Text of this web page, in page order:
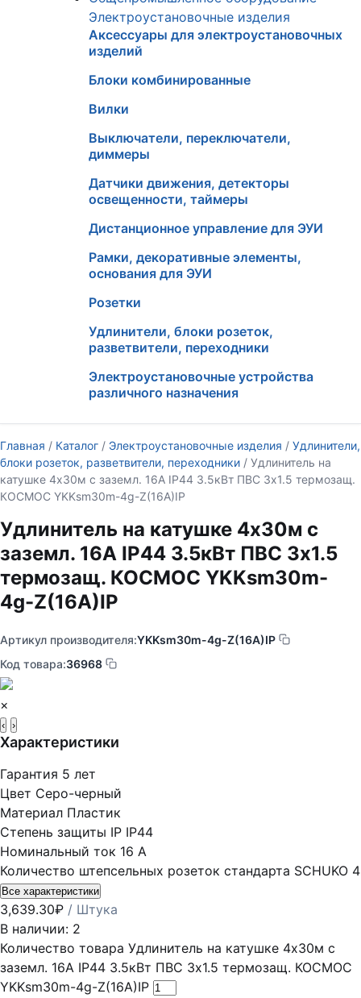
Электроустановочные изделия
Аксессуары для электроустановочных
изделий
Блоки комбинированные
Вилки
Выключатели, переключатели,
диммеры
Датчики движения, детекторы
освещенности, таймеры
Дистанционное управление для ЭУИ
Рамки, декоративные элементы,
основания для ЭУИ
Розетки
Удлинители, блоки розеток,
разветвители, переходники
Электроустановочные устройства
различного назначения
Главная / Каталог / Электроустановочные изделия / Удлинители,
блоки розеток, разветвители, переходники / Удлинитель на
катушке 4х30м с заземл. 16А IP44 3.5кВт ПВС 3х1.5 термозащ.
КОСМОС YKKsm30m-4g-Z(16A)IP
Удлинитель на катушке 4х30м с
заземл. 16А IP44 3.5кВт ПВС 3х1.5
термозащ. КОСМОС YKKsm30m-
4g-Z(16A)IP
Артикул производителя:YKKsm30m-4g-Z(16A)IP
Код товара:36968
×
‹ ›
Характеристики
Гарантия 5 лет
Цвет Серо-черный
Материал Пластик
Степень защиты IP IP44
Номинальный ток 16 А
Количество штепсельных розеток стандарта SCHUKO 4
Все характеристики
3,639.30₽ / Штука
В наличии: 2
Количество товара Удлинитель на катушке 4х30м с
заземл. 16А IP44 3.5кВт ПВС 3х1.5 термозащ. КОСМОС
YKKsm30m-4g-Z(16A)IP